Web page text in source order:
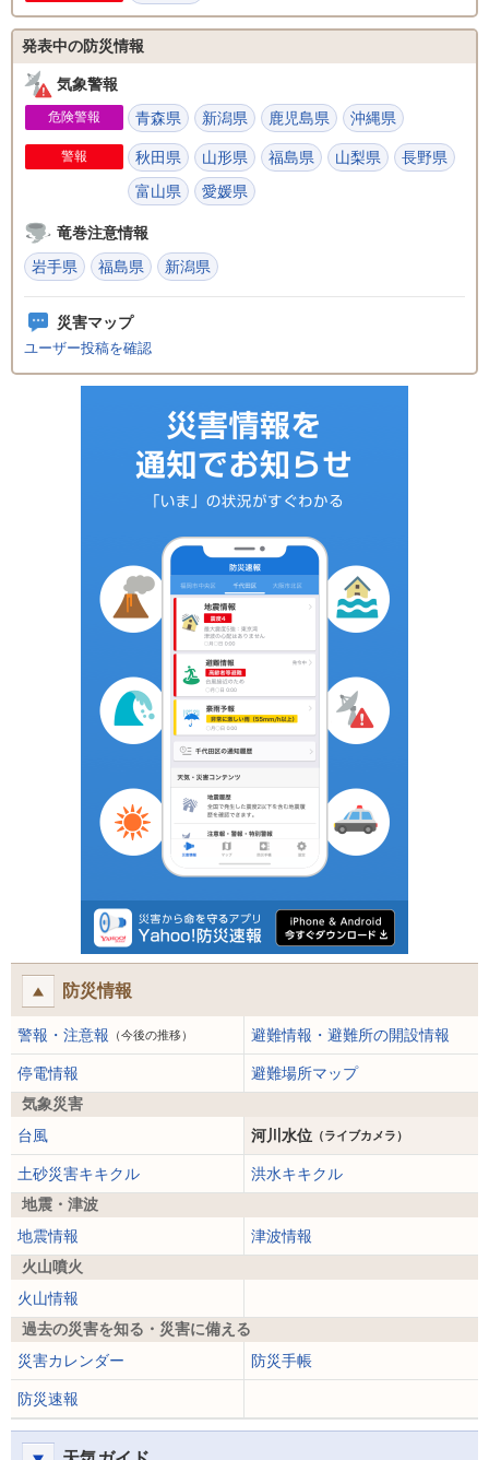
発表中の防災情報
気象警報
危険警報 青森県 新潟県 鹿児島県 沖縄県
警報 秋田県 山形県 福島県 山梨県
長野県
富山県
愛媛県
竜巻注意情報
岩手県
福島県 新潟県
災害マップ
ユーザー投稿を確認
防災情報
警報・注意報 （今後の推移） 避難情報・避難所の開設情報
停電情報
避難場所マップ
気象災害
台風
河川水位 （ライブカメラ）
土砂災害キキクル
洪水キキクル
地震・津波
地震情報
津波情報
火山噴火
火山情報
過去の災害を知る・災害に備える
災害カレンダー
防災手帳
防災速報